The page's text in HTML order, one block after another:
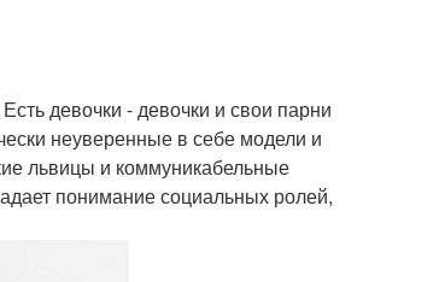
девочки - девочки и свои парни
неуверенные в себе модели и
львицы и коммуникабельные
понимание социальных ролей,